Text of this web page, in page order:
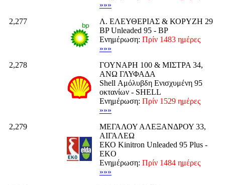
»»»
2,277
Λ. ΕΛΕΥΘΕΡΙΑΣ & ΚΟΡΥΖΗ 29
BP Unleaded 95 - BP
Ενημέρωση: Πρίν 1483 ημέρες
»»»
2,278
ΓΟΥΝΑΡΗ 100 & ΜΙΣΤΡΑ 34,
ΑΝΩ ΓΛΥΦΑΔΑ
Shell Αμόλυβδη Ενισχυμένη 95
οκτανίων - SHELL
Ενημέρωση: Πρίν 1529 ημέρες
»»»
2,279
ΜΕΓΑΛΟΥ ΑΛΕΞΑΝΔΡΟΥ 33,
ΑΙΓΑΛΕΩ
ΕΚΟ Kinitron Unleaded 95 Plus -
EKO
Ενημέρωση: Πρίν 1484 ημέρες
»»»